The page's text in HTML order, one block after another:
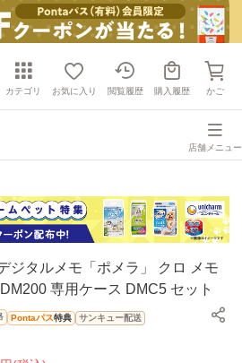
カテゴリ お気に入り 閲覧履歴 購入履歴 かご
店舗メニュー
ジタルメモ「ポメラ」 クロ メモ
専用ケース DMC5 セット
Pontaパス特典 サンキュー配送